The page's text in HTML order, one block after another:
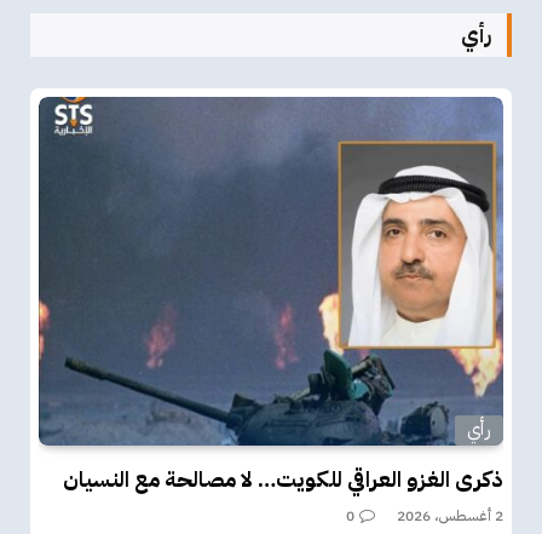
رأي
رأي
ذكرى الغزو العراقي للكويت… لا مصالحة مع النسيان
2 أغسطس، 2026 0